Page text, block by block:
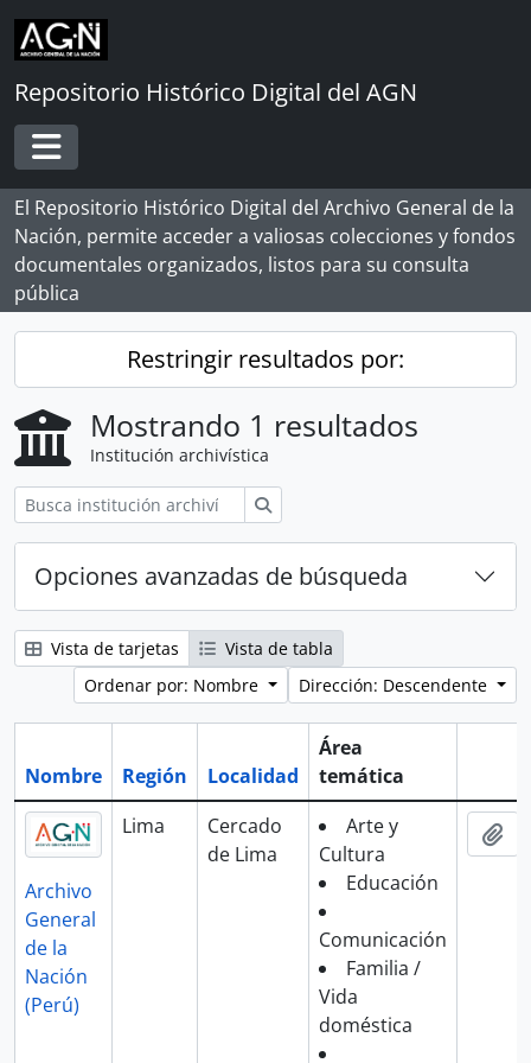
Skip to main content
Repositorio Histórico Digital del AGN
Toggle navigation
El Repositorio Histórico Digital del Archivo General de la
Nación, permite acceder a valiosas colecciones y fondos
documentales organizados, listos para su consulta
pública
Restringir resultados por:
Mostrando 1 resultados
Institución archivística
Opciones avanzadas de búsqueda
Vista de tarjetas
Vista de tabla
Ordenar por: Nombre
Dirección: Descendente
Nombre Región Localidad
Área
temática
Archivo
General
de la
Nación
(Perú)
Lima
Cercado
de Lima
Arte y
Cultura
Educación
Comunicación
Familia /
Vida
doméstica